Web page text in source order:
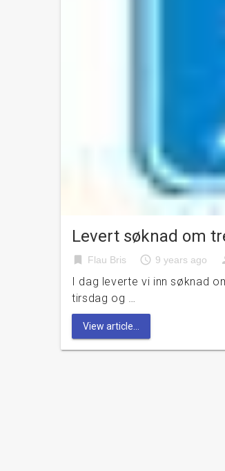
Levert søknad om
Flau Bris access_time 9 years ago
I dag leverte vi inn søknad
tirsdag og …
View article...